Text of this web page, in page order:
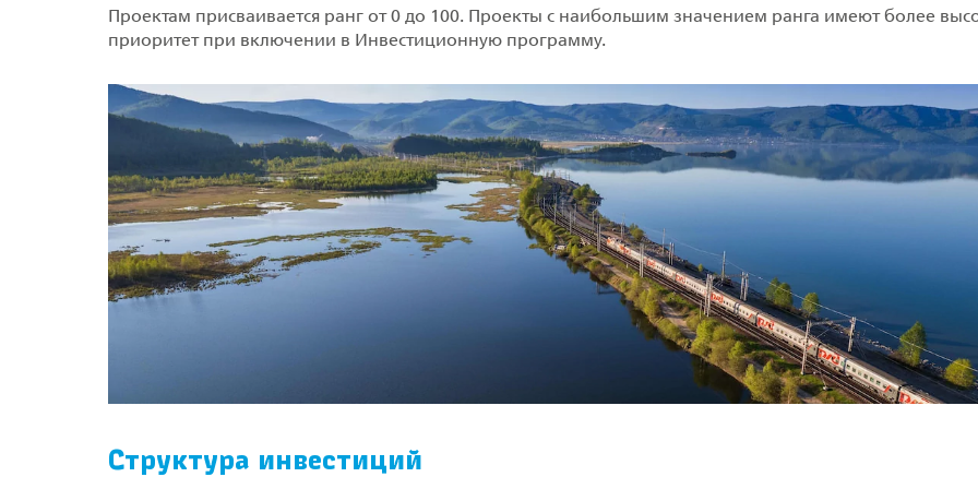
Проектам присваивается ранг от 0 до 100. Проекты с наибольшим значением ранга имеют более
приоритет при включении в Инвестиционную программу.
Структура инвестиций